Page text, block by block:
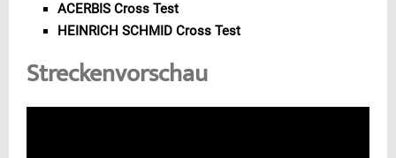
ACERBIS Cross Test
HEINRICH SCHMID Cross Test
Streckenvorschau